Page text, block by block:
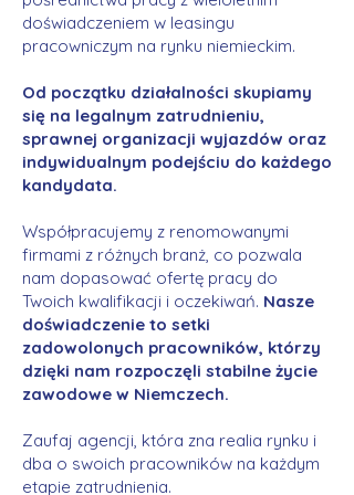
doświadczeniem w leasingu
pracowniczym na rynku niemieckim.
Od początku działalności skupiamy
się na legalnym zatrudnieniu,
sprawnej organizacji wyjazdów oraz
indywidualnym podejściu do każdego
kandydata.
Współpracujemy z renomowanymi
firmami z różnych branż, co pozwala
nam dopasować ofertę pracy do
Twoich kwalifikacji i oczekiwań. Nasze
doświadczenie to setki
zadowolonych pracowników, którzy
dzięki nam rozpoczęli stabilne życie
zawodowe w Niemczech.
Zaufaj agencji, która zna realia rynku i
dba o swoich pracowników na każdym
etapie zatrudnienia.